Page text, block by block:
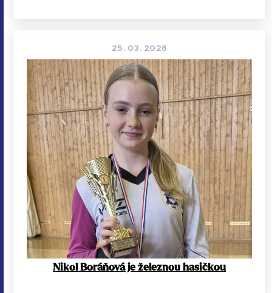
25. 03. 2026
Nikol Boráňová je železnou hasičkou